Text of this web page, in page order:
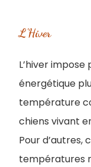
L'Hiver
L’hiver
énergétique
température
chiens vivant
Pour d’autres,
températures